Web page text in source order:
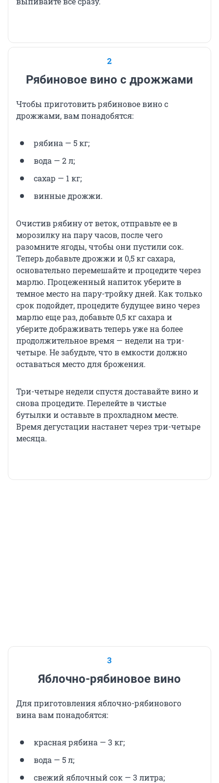
2
Рябиновое вино с дрожжами
Чтобы приготовить рябиновое вино с
дрожжами, вам понадобятся:
рябина — 5 кг;
вода — 2 л;
сахар — 1 кг;
винные дрожжи.
Очистив рябину от веток, отправьте ее в
морозилку на пару часов, после чего
разомните ягоды, чтобы они пустили сок.
Теперь добавьте дрожжи и 0,5 кг сахара,
основательно перемешайте и процедите через
марлю. Процеженный напиток уберите в
темное место на пару-тройку дней. Как только
срок подойдет, процедите будущее вино через
марлю еще раз, добавьте 0,5 кг сахара и
уберите дображивать теперь уже на более
продолжительное время — недели на три-
четыре. Не забудьте, что в емкости должно
оставаться место для брожения.
Три-четыре недели спустя доставайте вино и
снова процедите. Перелейте в чистые
бутылки и оставьте в прохладном месте.
Время дегустации настанет через три-четыре
месяца.
3
Яблочно-рябиновое вино
Для приготовления яблочно-рябинового
вина вам понадобятся:
красная рябина — 3 кг;
вода — 5 л;
свежий яблочный сок — 3 литра;